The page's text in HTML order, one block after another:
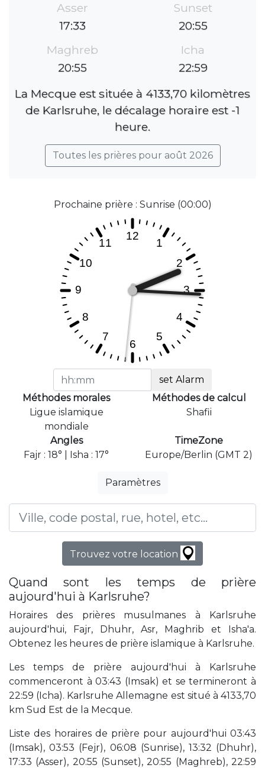
Asser
17:33
Sunset
20:55
Maghreb
20:55
Icha
22:59
La Mecque est située à 4133,70 kilomètres
de Karlsruhe, le décalage horaire est -1
heure.
Toutes les prières pour août 2026
Prochaine prière : Sunrise (00:00)
set Alarm
Méthodes morales
Ligue islamique
mondiale
Méthodes de calcul
Shafii
Angles
Fajr : 18° | Isha : 17°
TimeZone
Europe/Berlin (GMT 2)
Paramètres
Trouvez votre location
Quand sont les temps de prière
aujourd'hui à Karlsruhe?
Horaires des prières musulmanes à Karlsruhe
aujourd'hui, Fajr, Dhuhr, Asr, Maghrib et Isha'a.
Obtenez les heures de prière islamique à Karlsruhe.
Les temps de prière aujourd'hui à Karlsruhe
commenceront à 03:43 (Imsak) et se termineront à
22:59 (Icha). Karlsruhe Allemagne est situé à 4133,70
km Sud Est de la Mecque.
Liste des horaires de prière pour aujourd'hui 03:43
(Imsak), 03:53 (Fejr), 06:08 (Sunrise), 13:32 (Dhuhr),
17:33 (Asser), 20:55 (Sunset), 20:55 (Maghreb), 22:59